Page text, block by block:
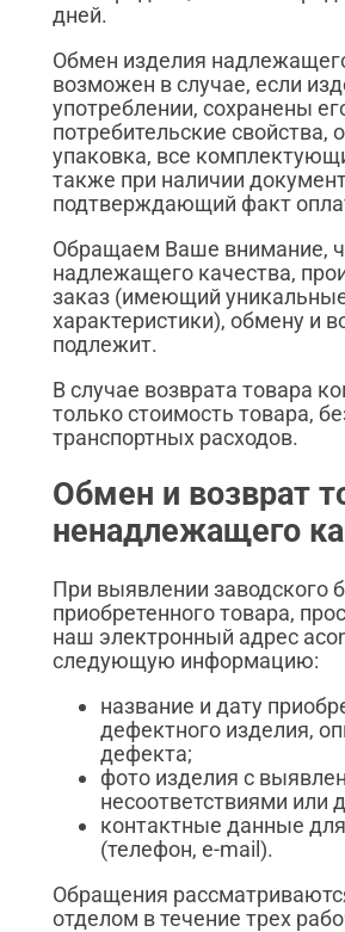
дней.
Обмен изделия
возможен в случае, если
употреблении, сохранены
потребительские свойства,
упаковка, все
также при наличии
подтверждающий факт
Обращаем Ваше внимание,
надлежащего качества,
заказ (имеющий
характеристики), обмену и
подлежит.
В случае возврата товара
только стоимость товара,
транспортных расходов.
Обмен и возврат
ненадлежащего
При выявлении заводского
приобретенного товара,
наш электронный адрес
следующую информацию:
название и дату
дефектного изделия,
дефекта;
фото изделия с
несоответствиями или
контактные данные
(телефон, e-mail).
Обращения
отделом в течение трех